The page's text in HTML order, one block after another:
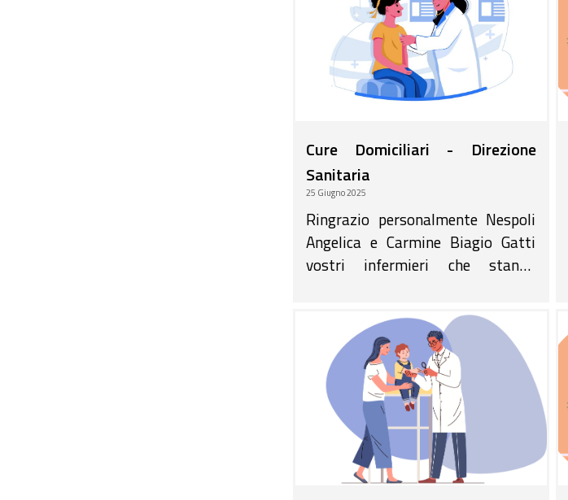
Cure Domiciliari - Direzione
Sanitaria
25 Giugno 2025
Ringrazio personalmente Nespoli
Angelica e Carmine Biagio Gatti
vostri infermieri che stanno
oncologico, con un'assistenza
super cortese e rispettosa in
special modo si sono interessati ai
bisogni effettivi di mio padre vista
la criticita.